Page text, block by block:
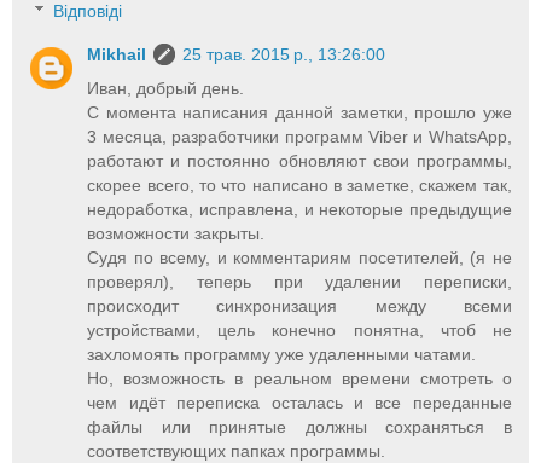
Відповіді
Mikhail
25 трав. 2015 р., 13:26:00
Иван, добрый день.
С момента написания данной заметки, прошло уже
3 месяца, разработчики программ Viber и WhatsApp,
работают и постоянно обновляют свои программы,
скорее всего, то что написано в заметке, скажем так,
недоработка, исправлена, и некоторые предыдущие
возможности закрыты.
Судя по всему, и комментариям посетителей, (я не
проверял), теперь при удалении переписки,
происходит синхронизация между всеми
устройствами, цель конечно понятна, чтоб не
захломоять программу уже удаленными чатами.
Но, возможность в реальном времени смотреть о
чем идёт переписка осталась и все переданные
файлы или принятые должны сохраняться в
соответствующих папках программы.